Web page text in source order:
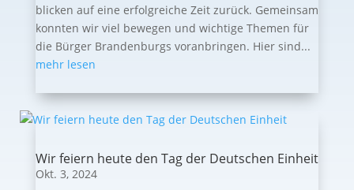
blicken auf eine erfolgreiche Zeit zurück. Gemeinsam
konnten wir viel bewegen und wichtige Themen für
die Bürger Brandenburgs voranbringen. Hier sind...
mehr lesen
Wir feiern heute den Tag der Deutschen Einheit
Okt. 3, 2024